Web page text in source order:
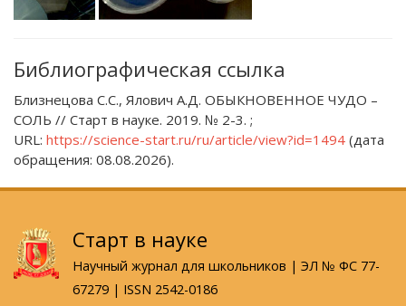
Библиографическая ссылка
Близнецова С.С., Ялович А.Д. ОБЫКНОВЕННОЕ ЧУДО –
СОЛЬ // Старт в науке. 2019. № 2-3. ;
URL: https://science-start.ru/ru/article/view?id=1494 (дата
обращения: 08.08.2026).
Старт в науке
Научный журнал для школьников | ЭЛ № ФС 77-
67279 | ISSN 2542-0186